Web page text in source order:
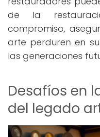
de la
compromiso,
arte perduren en
las generaciones
Desafíos en
del legado